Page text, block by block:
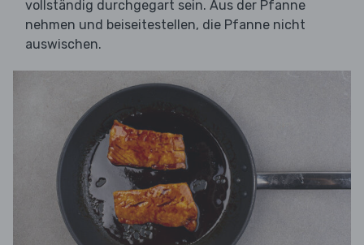
vollständig durchgegart sein. Aus der Pfanne
nehmen und beiseitestellen, die Pfanne nicht
auswischen.